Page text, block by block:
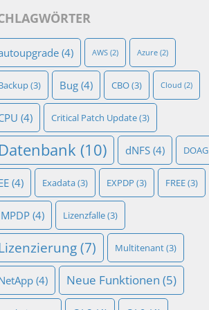
(4) AWS (2) Azure (2)
(3) Bug (4) CBO(3) Cloud (2)
(4) Critical Patch Update(3)
(10) dNFS (4) DOAG
(4) Exadata(3) EXPDP (3) FREE(3)
(4) Lizenzfalle(3)
(7) Multitenant(3)
(4) Neue Funktionen (5)